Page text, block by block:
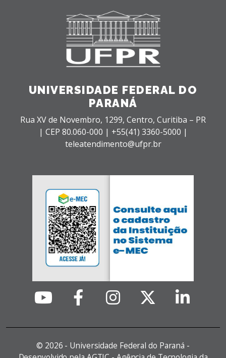
UNIVERSIDADE FEDERAL DO
PARANÁ
Rua XV de Novembro, 1299, Centro, Curitiba – PR
| CEP 80.060-000 | +55(41) 3360-5000 |
teleatendimento@ufpr.br
© 2026 - Universidade Federal do Paraná -